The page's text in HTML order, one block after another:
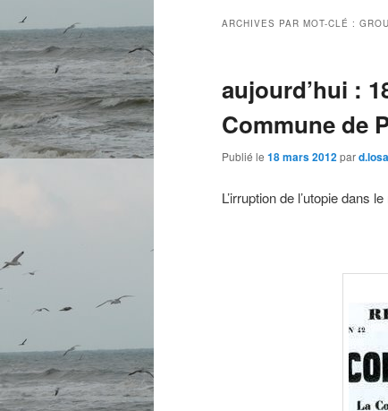
ARCHIVES PAR MOT-CLÉ :
aujourd’hui :
Commune de
Publié le 18 mars 2012par
L’irruption de l’utopie dans